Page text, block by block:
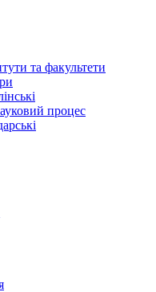
та факультети
процес